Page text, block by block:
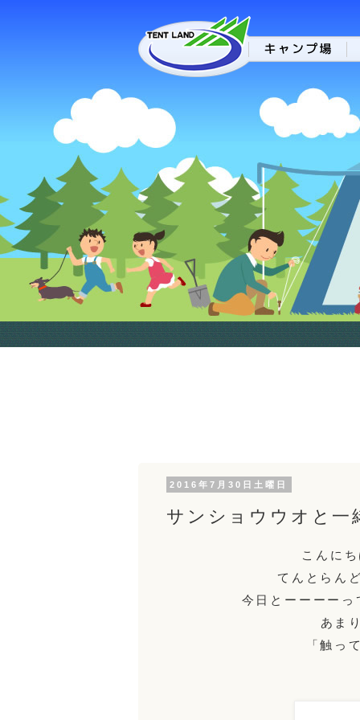
2016年7月30日土曜日
サンショウウオと一
こんに
てんとらん
今日とーーーー
あま
「触っ